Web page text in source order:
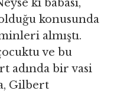
ki babası,
konusunda
almıştı.
ve bu
adında bir vasi
Gilbert